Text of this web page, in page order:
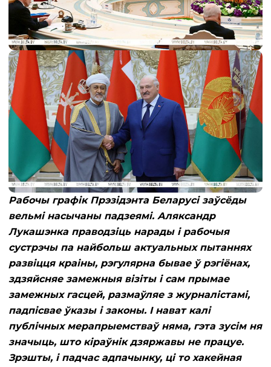
Рабочы графік Прэзідэнта Беларусі заўсёды
вельмі насычаны падзеямі. Аляксандр
Лукашэнка праводзіць нарады і рабочыя
сустрэчы па найбольш актуальных пытаннях
развіцця краіны, рэгулярна бывае ў рэгіёнах,
здзяйсняе замежныя візіты і сам прымае
замежных гасцей, размаўляе з журналістамі,
падпісвае ўказы і законы. І нават калі
публічных мерапрыемстваў няма, гэта зусім ня
значыць, што кіраўнік дзяржавы не працуе.
Зрэшты, і падчас адпачынку, ці то хакейная